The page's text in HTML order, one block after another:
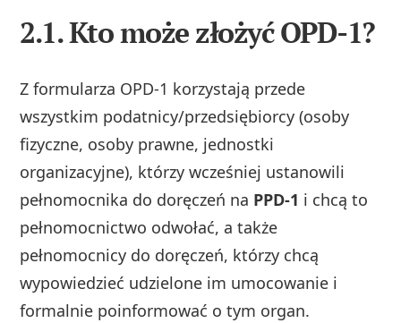
2.1. Kto może złożyć OPD-1?
Z formularza OPD‑1 korzystają przede
wszystkim podatnicy/przedsiębiorcy (osoby
fizyczne, osoby prawne, jednostki
organizacyjne), którzy wcześniej ustanowili
pełnomocnika do doręczeń na PPD‑1 i chcą to
pełnomocnictwo odwołać, a także
pełnomocnicy do doręczeń, którzy chcą
wypowiedzieć udzielone im umocowanie i
formalnie poinformować o tym organ.